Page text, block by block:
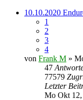
10.10.2020
1
2
3
4
von Frank M »
47
77579
Letzter
Mo Okt